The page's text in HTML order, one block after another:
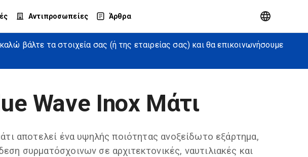
Αντιπροσωπείες Άρθρα
βάλτε τα στοιχεία σας (ή της εταιρείας σας) και θα επικοινωνήσουμε
Wave Inox Μάτι
αποτελεί ένα υψηλής ποιότητας ανοξείδωτο εξάρτημα,
συρματόσχοινων σε αρχιτεκτονικές, ναυτιλιακές και